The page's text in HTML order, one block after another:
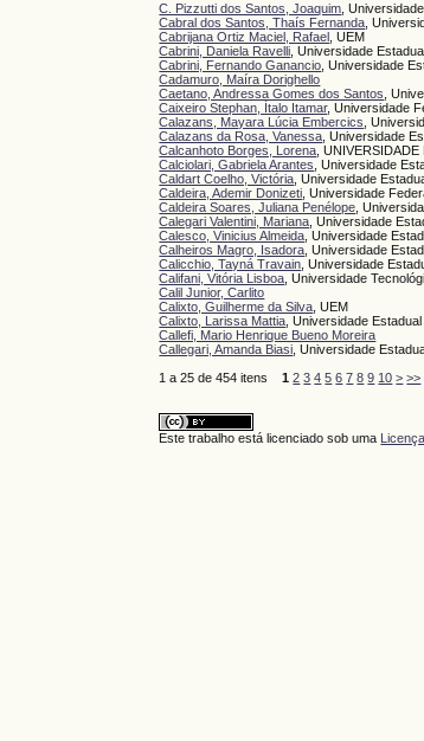
C. Pizzutti dos Santos, Joaquim ,
Cabral dos Santos, Thaís Fernanda ,
Cabrijana Ortiz Maciel, Rafael
, UEM
Cabrini, Daniela Ravelli , Universidade
Cabrini, Fernando Ganancio , Universidade
Cadamuro, Maíra Dorighello
Caetano, Andressa Gomes dos Santos ,
Caixeiro Stephan, Ítalo Itamar, Universidade
Calazans, Mayara Lúcia Embercics ,
Calazans da Rosa, Vanessa , Universidade
Calcanhoto Borges, Lorena ,
Calciolari, Gabriela Arantes , Universidade
Caldart Coelho, Victória , Universidade
Caldeira, Ademir Donizeti , Universidade
Caldeira Soares, Juliana Penélope ,
Calegari Valentini, Mariana , Universidade
Calesco, Vinicius Almeida , Universidade
Calheiros Magro, Isadora , Universidade
Calicchio, Tayná Travain , Universidade
Califani, Vitória Lisboa , Universidade
Calil Junior, Carlito
Calixto, Guilherme da Silva , UEM
Calixto, Larissa Mattia , Universidade
Callefi, Mario Henrique Bueno Moreira
Callegari, Amanda Biasi , Universidade
1 a 25 de 454 itens1 2 3 4 5 6 7 8 9 10 > >>
Este trabalho está licenciado sob uma